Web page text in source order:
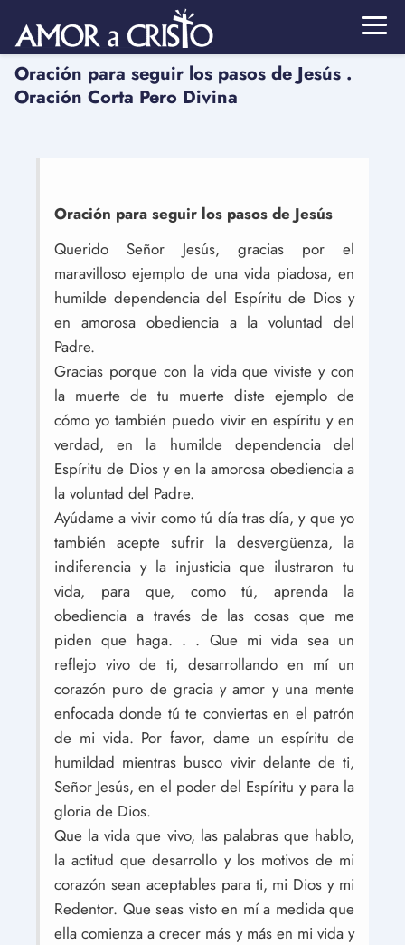
Oración para seguir los pasos de Jesús .
Oración Corta Pero Divina
Oración para seguir los pasos de Jesús
Querido Señor Jesús, gracias por el
maravilloso ejemplo de una vida piadosa, en
humilde dependencia del Espíritu de Dios y
en amorosa obediencia a la voluntad del
Padre.
Gracias porque con la vida que viviste y con
la muerte de tu muerte diste ejemplo de
cómo yo también puedo vivir en espíritu y en
verdad, en la humilde dependencia del
Espíritu de Dios y en la amorosa obediencia a
la voluntad del Padre.
Ayúdame a vivir como tú día tras día, y que yo
también acepte sufrir la desvergüenza, la
indiferencia y la injusticia que ilustraron tu
vida, para que, como tú, aprenda la
obediencia a través de las cosas que me
piden que haga. . . Que mi vida sea un
reflejo vivo de ti, desarrollando en mí un
corazón puro de gracia y amor y una mente
enfocada donde tú te conviertas en el patrón
de mi vida. Por favor, dame un espíritu de
humildad mientras busco vivir delante de ti,
Señor Jesús, en el poder del Espíritu y para la
gloria de Dios.
Que la vida que vivo, las palabras que hablo,
la actitud que desarrollo y los motivos de mi
corazón sean aceptables para ti, mi Dios y mi
Redentor. Que seas visto en mí a medida que
ella comienza a crecer más y más en mi vida y